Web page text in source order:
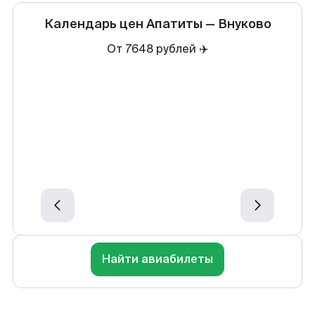
Календарь цен Апатиты — Внуково
От 7648 рублей ✈️
Найти авиабилеты